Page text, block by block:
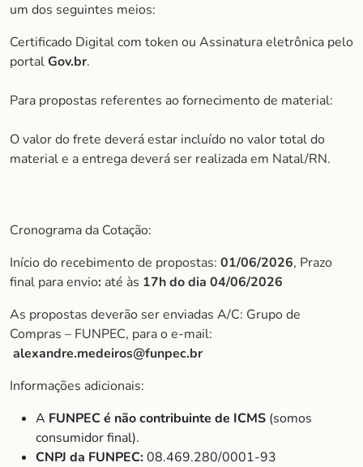
um dos seguintes meios:
Certificado Digital com token ou Assinatura eletrônica pelo
portalGov.br.
Para propostas referentes ao fornecimento de material:
O valor do frete deverá estar incluído no valor total do
material e a entrega deverá ser realizada em Natal/RN.
Cronograma da Cotação:
Início do recebimento de propostas: 01/06/2026, Prazo
final para envio: até às 17h do dia 04/06/2026
As propostas deverão ser enviadas A/C: Grupo de
Compras – FUNPEC, para o e-mail:
alexandre.medeiros@funpec.br
Informações adicionais:
A FUNPEC é não contribuinte de ICMS (somos
consumidor final).
CNPJ da FUNPEC:08.469.280/0001-93